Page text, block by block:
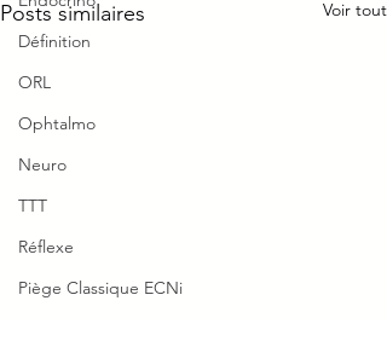
Définition
ORL
Ophtalmo
Neuro
TTT
Réflexe
Piège Classique ECNi
Posts similaires Voir tout